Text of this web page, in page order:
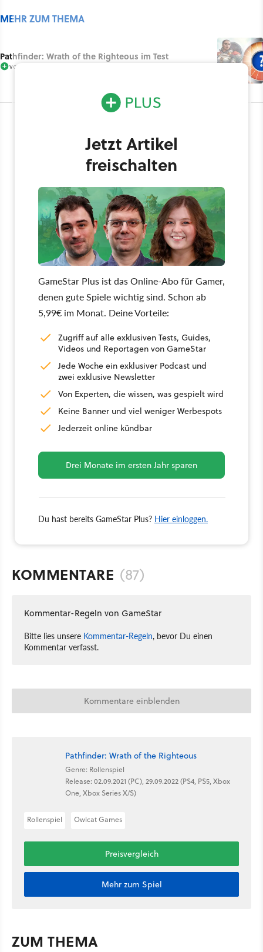
MEHR ZUM THEMA
Pathfinder: Wrath of the Righteous im Test
von
Jetzt Artikel
freischalten
GameStar Plus ist das Online-Abo für Gamer,
denen gute Spiele wichtig sind. Schon ab
5,99€ im Monat. Deine Vorteile:
Zugriff auf alle exklusiven Tests, Guides,
Videos und Reportagen von GameStar
Jede Woche ein exklusiver Podcast und
zwei exklusive Newsletter
Von Experten, die wissen, was gespielt wird
Keine Banner und viel weniger Werbespots
Jederzeit online kündbar
Drei Monate im ersten Jahr sparen
Du hast bereits GameStar Plus? Hier einloggen.
KOMMENTARE (87)
Kommentar-Regeln von GameStar
Bitte lies unsere Kommentar-Regeln, bevor Du einen
Kommentar verfasst.
Kommentare einblenden
Pathfinder: Wrath of the Righteous
Genre: Rollenspiel
Release: 02.09.2021 (PC), 29.09.2022 (PS4, PS5, Xbox
One, Xbox Series X/S)
Rollenspiel Owlcat Games
Preisvergleich
Mehr zum Spiel
ZUM THEMA